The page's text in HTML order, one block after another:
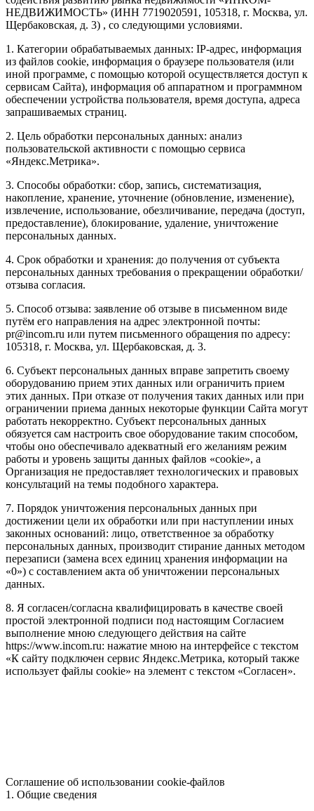
НЕДВИЖИМОСТЬ» (ИНН 7719020591, 105318, г. Москва, ул.
Щербаковская, д. 3) , со следующими условиями.
1. Категории обрабатываемых данных: IP-адрес, информация
из файлов cookie, информация о браузере пользователя (или
иной программе, с помощью которой осуществляется доступ к
сервисам Сайта), информация об аппаратном и программном
обеспечении устройства пользователя, время доступа, адреса
запрашиваемых страниц.
2. Цель обработки персональных данных: анализ
пользовательской активности с помощью сервиса
«Яндекс.Метрика».
3. Способы обработки: сбор, запись, систематизация,
накопление, хранение, уточнение (обновление, изменение),
извлечение, использование, обезличивание, передача (доступ,
предоставление), блокирование, удаление, уничтожение
персональных данных.
4. Срок обработки и хранения: до получения от субъекта
персональных данных требования о прекращении обработки/
отзыва согласия.
5. Способ отзыва: заявление об отзыве в письменном виде
путём его направления на адрес электронной почты:
pr@incom.ru или путем письменного обращения по адресу:
105318, г. Москва, ул. Щербаковская, д. 3.
6. Субъект персональных данных вправе запретить своему
оборудованию прием этих данных или ограничить прием
этих данных. При отказе от получения таких данных или при
ограничении приема данных некоторые функции Сайта могут
работать некорректно. Субъект персональных данных
обязуется сам настроить свое оборудование таким способом,
чтобы оно обеспечивало адекватный его желаниям режим
работы и уровень защиты данных файлов «cookie», а
Организация не предоставляет технологических и правовых
консультаций на темы подобного характера.
7. Порядок уничтожения персональных данных при
достижении цели их обработки или при наступлении иных
законных оснований: лицо, ответственное за обработку
персональных данных, производит стирание данных методом
перезаписи (замена всех единиц хранения информации на
«0») с составлением акта об уничтожении персональных
данных.
8. Я согласен/согласна квалифицировать в качестве своей
простой электронной подписи под настоящим Согласием
выполнение мною следующего действия на сайте
https://www.incom.ru: нажатие мною на интерфейсе с текстом
«К сайту подключен сервис Яндекс.Метрика, который также
использует файлы cookie» на элемент с текстом «Согласен».
Соглашение об использовании cookie-файлов
1. Общие сведения